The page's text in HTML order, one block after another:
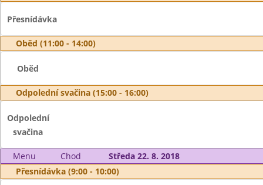
Přesnídávka
Oběd (11:00 - 14:00)
Oběd
Odpolední svačina (15:00 - 16:00)
Odpolední
svačina
Menu Chod
Středa 22. 8. 2018
Přesnídávka (9:00 - 10:00)